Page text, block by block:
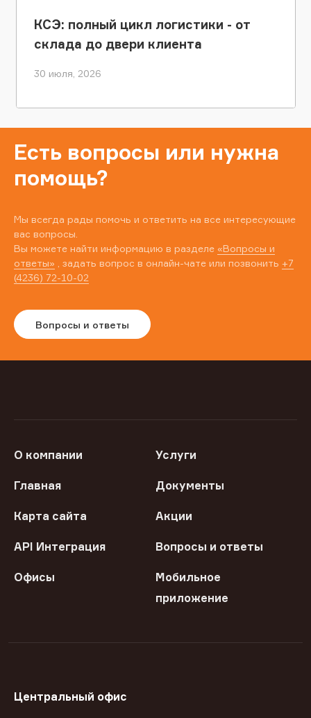
КСЭ: полный цикл логистики - от
склада до двери клиента
30 июля, 2026
Есть вопросы или нужна
помощь?
Мы всегда рады помочь и ответить на все интересующие
вас вопросы.
Вы можете найти информацию в разделе «Вопросы и
ответы» , задать вопрос в онлайн-чате или позвонить +7
(4236) 72-10-02
Вопросы и ответы
О компании Услуги
Главная Документы
Карта сайта Акции
API Интеграция Вопросы и ответы
Офисы
Мобильное
приложение
Центральный офис